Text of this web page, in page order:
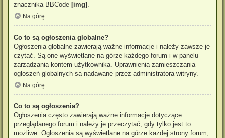
znacznika BBCode [img]
Na górę
Co to są ogłoszenia globalne?
Ogłoszenia globalne zawierają ważne informacje i należy zawsze je
czytać. Są one wyświetlane na górze każdego forum i w panelu
zarządzania kontem użytkownika. Uprawnienia zamieszczania
ogłoszeń globalnych są nadawane przez administratora witryny.
Na górę
Co to są ogłoszenia?
Ogłoszenia często zawierają ważne informacje dotyczące
przeglądanego forum i należy je przeczytać, gdy tylko jest to
możliwe. Ogłoszenia są wyświetlane na górze każdej strony forum,